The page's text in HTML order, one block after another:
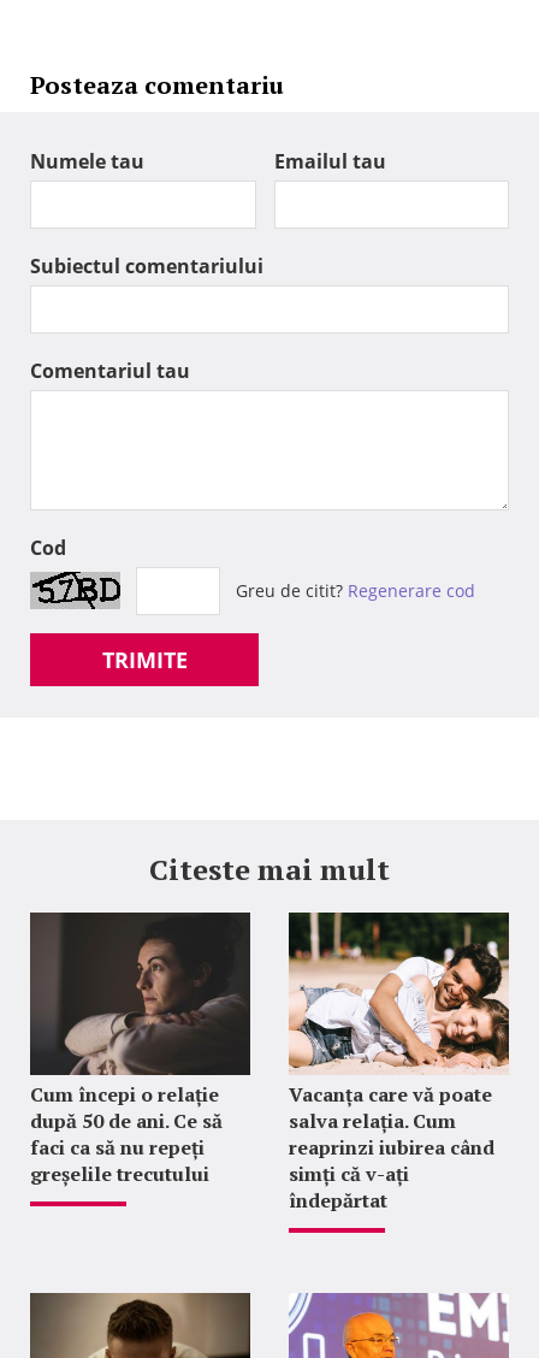
Posteaza comentariu
Numele tau Emailul tau
Subiectul comentariului
Comentariul tau
Cod
Greu de citit? Regenerare cod
TRIMITE
Citeste mai mult
Cum începi o relație
după 50 de ani. Ce să
faci ca să nu repeți
greșelile trecutului
Vacanța care vă poate
salva relația. Cum
reaprinzi iubirea când
simți că v-ați
îndepărtat